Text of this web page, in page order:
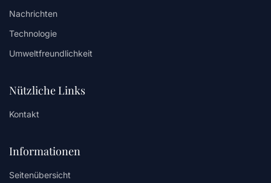
Nachrichten
Technologie
Umweltfreundlichkeit
Nützliche Links
Kontakt
Informationen
Seitenübersicht